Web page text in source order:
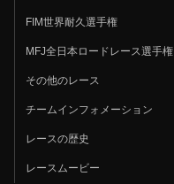
FIM世界耐久選手権
MFJ全日本ロードレース選手権
その他のレース
チームインフォメーション
レースの歴史
レースムービー